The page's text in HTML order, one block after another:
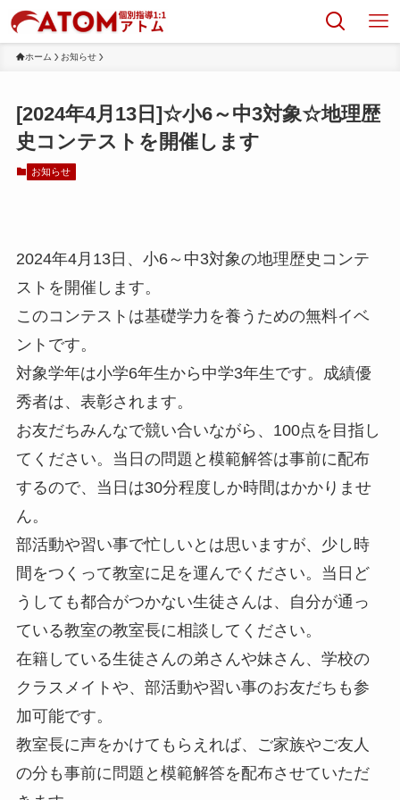
ホーム お知らせ
[2024年4月13日]☆小6～中3対象☆地理歴
史コンテストを開催します
お知らせ
2024年4月13日、小6～中3対象の地理歴史コンテ
ストを開催します。
このコンテストは基礎学力を養うための無料イベ
ントです。
対象学年は小学6年生から中学3年生です。成績優
秀者は、表彰されます。
お友だちみんなで競い合いながら、100点を目指し
てください。当日の問題と模範解答は事前に配布
するので、当日は30分程度しか時間はかかりませ
ん。
部活動や習い事で忙しいとは思いますが、少し時
間をつくって教室に足を運んでください。当日ど
うしても都合がつかない生徒さんは、自分が通っ
ている教室の教室長に相談してください。
在籍している生徒さんの弟さんや妹さん、学校の
クラスメイトや、部活動や習い事のお友だちも参
加可能です。
教室長に声をかけてもらえれば、ご家族やご友人
の分も事前に問題と模範解答を配布させていただ